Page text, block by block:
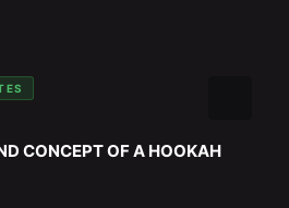
CONCEPT OF A HOOKAH